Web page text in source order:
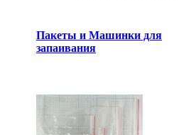
Пакеты и Машинки для
запаивания